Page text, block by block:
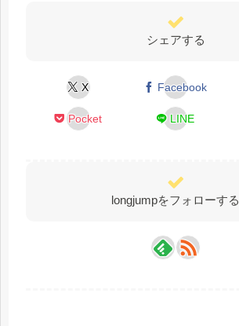
シェアする
X Facebook
Pocket LINE
longjumpをフォローする